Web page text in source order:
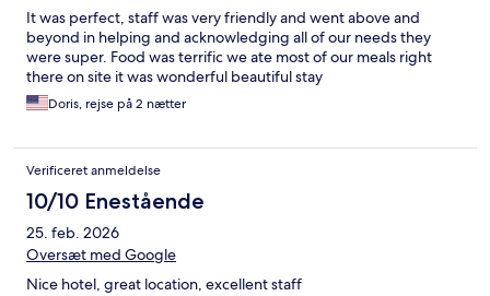
It was perfect, staff was very friendly and went above and
beyond in helping and acknowledging all of our needs they
were super. Food was terrific we ate most of our meals right
there on site it was wonderful beautiful stay
Doris, rejse på 2 nætter
Verificeret anmeldelse
10/10 Enestående
25. feb. 2026
Oversæt med Google
Nice hotel, great location, excellent staff